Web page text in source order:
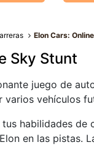
Elon Cars:
Sky Stunt
juego de
varios vehículos
tus habilidades
en las pistas.